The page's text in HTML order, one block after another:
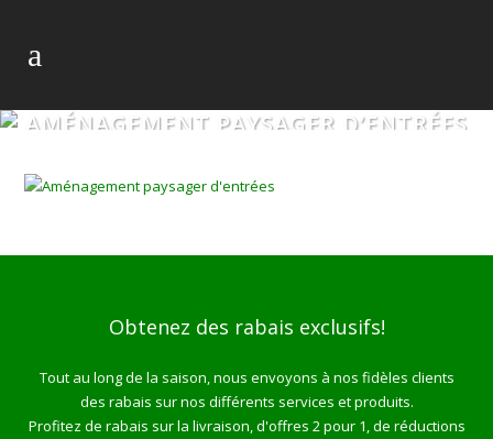
AMÉNAGEMENT PAYSAGER D’ENTRÉES
Obtenez des rabais exclusifs!
Tout au long de la saison, nous envoyons à nos fidèles clients
des rabais sur nos différents services et produits.
Profitez de rabais sur la livraison, d'offres 2 pour 1, de réductions